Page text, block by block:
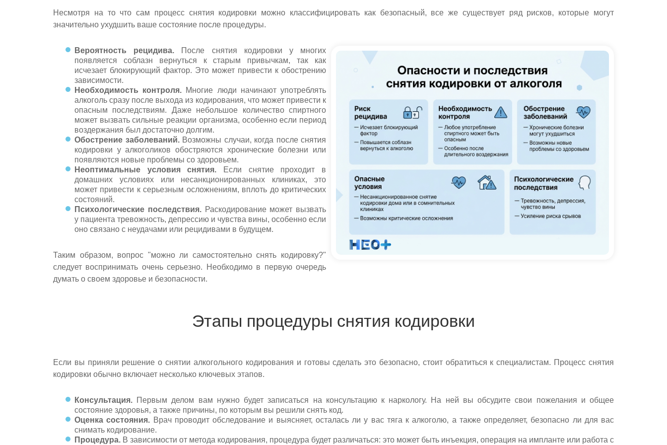
Несмотря на то что сам процесс снятия кодировки можно классифицировать как безопасный, все же существует ряд рисков, которые могут
значительно ухудшить ваше состояние после процедуры.
Вероятность рецидива. После снятия кодировки у многих
появляется соблазн вернуться к старым привычкам, так как
исчезает блокирующий фактор. Это может привести к обострению
зависимости.
Необходимость контроля. Многие люди начинают употреблять
алкоголь сразу после выхода из кодирования, что может привести к
опасным последствиям. Даже небольшое количество спиртного
может вызвать сильные реакции организма, особенно если период
воздержания был достаточно долгим.
Обострение заболеваний.Возможны случаи, когда после снятия
кодировки у алкоголиков обостряются хронические болезни или
появляются новые проблемы со здоровьем.
Неоптимальные условия снятия. Если снятие проходит в
домашних условиях или несанкционированных клиниках, это
может привести к серьезным осложнениям, вплоть до критических
состояний.
Психологические последствия.Раскодирование может вызвать
у пациента тревожность, депрессию и чувства вины, особенно если
оно связано с неудачами или рецидивами в будущем.
Таким образом, вопрос "можно ли самостоятельно снять кодировку?"
следует воспринимать очень серьезно. Необходимо в первую очередь
думать о своем здоровье и безопасности.
Этапы процедуры снятия кодировки
Если вы приняли решение о снятии алкогольного кодирования и готовы сделать это безопасно, стоит обратиться к специалистам. Процесс снятия
кодировки обычно включает несколько ключевых этапов.
Консультация. Первым делом вам нужно будет записаться на консультацию к наркологу. На ней вы обсудите свои пожелания и общее
состояние здоровья, а также причины, по которым вы решили снять код.
Оценка состояния. Врач проводит обследование и выясняет, осталась ли у вас тяга к алкоголю, а также определяет, безопасно ли для вас
снимать кодирование.
Процедура. В зависимости от метода кодирования, процедура будет различаться: это может быть инъекция, операция на импланте или работа с